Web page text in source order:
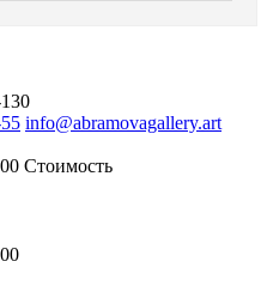
info@abramovagallery.art
Стоимость